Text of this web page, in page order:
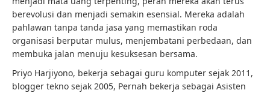
berevolusi dan menjadi semakin esensial. Mereka adalah
pahlawan tanpa tanda jasa yang memastikan roda
organisasi berputar mulus, menjembatani perbedaan, dan
membuka jalan menuju kesuksesan bersama.
Priyo Harjiyono, bekerja sebagai guru komputer sejak 2011,
blogger tekno sejak 2005, Pernah bekerja sebagai Asisten